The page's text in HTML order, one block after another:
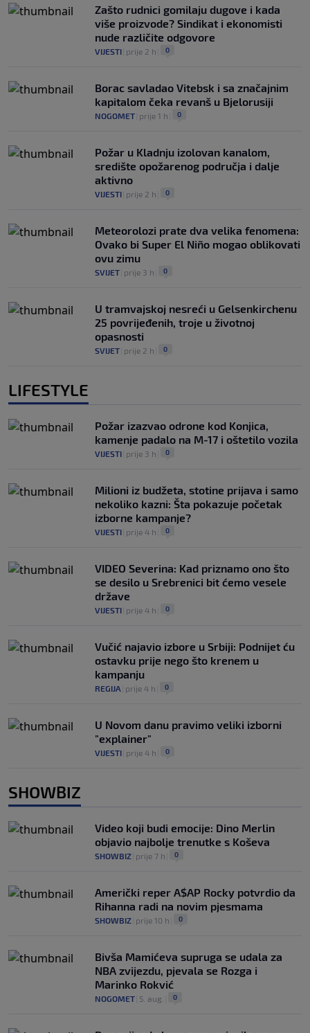
Zašto rudnici gomilaju dugove i kada
više proizvode? Sindikat i ekonomisti
nude različite odgovore
VIJESTI prije 2 h 0
Borac savladao Vitebsk i sa značajnim
kapitalom čeka revanš u Bjelorusiji
NOGOMET prije 1 h 0
Požar u Kladnju izolovan kanalom,
središte opožarenog područja i dalje
aktivno
VIJESTI prije 2 h 0
Meteorolozi prate dva velika fenomena:
Ovako bi Super El Niño mogao oblikovati
ovu zimu
SVIJET prije 3 h 0
U tramvajskoj nesreći u Gelsenkirchenu
25 povrijeđenih, troje u životnoj
opasnosti
SVIJET prije 2 h 0
LIFESTYLE
Požar izazvao odrone kod Konjica,
kamenje padalo na M-17 i oštetilo vozila
VIJESTI prije 3 h 0
Milioni iz budžeta, stotine prijava i samo
nekoliko kazni: Šta pokazuje početak
izborne kampanje?
VIJESTI prije 4 h 0
VIDEO Severina: Kad priznamo ono što
se desilo u Srebrenici bit ćemo vesele
države
VIJESTI prije 4 h 0
Vučić najavio izbore u Srbiji: Podnijet ću
ostavku prije nego što krenem u
kampanju
REGIJA prije 4 h 0
U Novom danu pravimo veliki izborni
"explainer"
VIJESTI prije 4 h 0
SHOWBIZ
Video koji budi emocije: Dino Merlin
objavio najbolje trenutke s Koševa
SHOWBIZ prije 7 h 0
Američki reper A$AP Rocky potvrdio da
Rihanna radi na novim pjesmama
SHOWBIZ prije 10 h 0
Bivša Mamićeva supruga se udala za
NBA zvijezdu, pjevala se Rozga i
Marinko Rokvić
NOGOMET 5. aug. 0